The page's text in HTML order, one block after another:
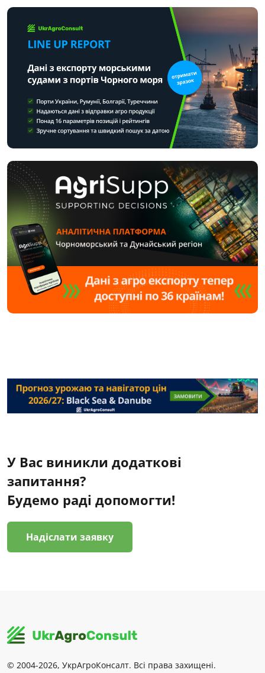
У Вас виникли додаткові
запитання?
Будемо раді допомогти!
Надіслати заявку
© 2004-2026, УкрАгроКонсалт. Всі права захищені.